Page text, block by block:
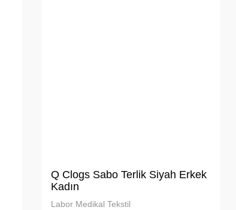
Q Clogs Sabo Terlik Siyah Erkek
Kadın
Labor Medikal Tekstil